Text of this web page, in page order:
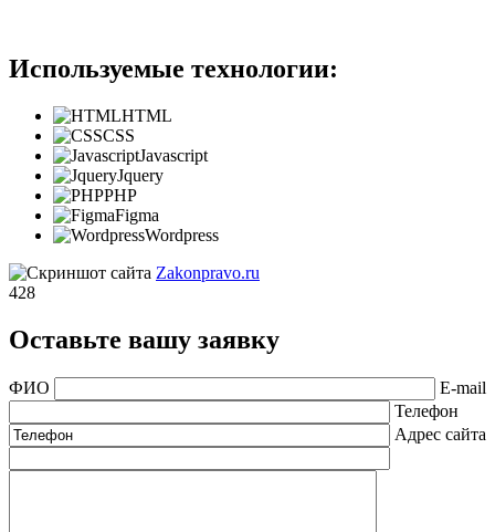
Используемые технологии:
HTML
CSS
Javascript
Jquery
PHP
Figma
Wordpress
Zakonpravo.ru
428
Оставьте вашу заявку
ФИО
E-mail
Телефон
Адрес сайта